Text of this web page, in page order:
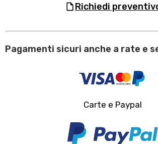
richiedi
Pagamenti sicuri anche a rate e
Carte e Paypal